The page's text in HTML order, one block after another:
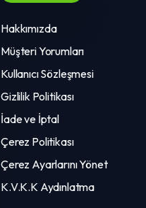
Hakkımızda
Müşteri Yorumları
Kullanıcı Sözleşmesi
Gizlilik Politikası
İade ve İptal
Çerez Politikası
Çerez Ayarlarını Yönet
K.V.K.K Aydınlatma